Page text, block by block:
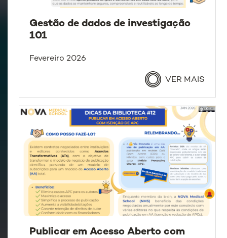
Gestão de dados de investigação
101
Fevereiro 2026
VER MAIS
Publicar em Acesso Aberto com